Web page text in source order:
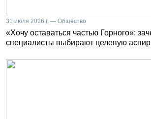
31 июля 2026 г. — Общество
«Хочу оставаться частью Горного»:
специалисты выбирают целевую